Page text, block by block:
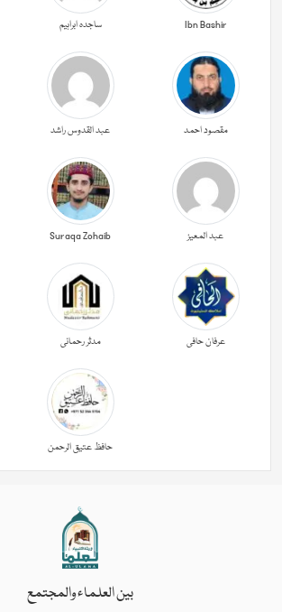
Ibn Bashir ساجدہ ابراہیم
مقصود احمد عبد القدوس راشد
عبد المعیز Suraqa Zohaib
عرفان حافی مدثر رحمانی
حافظ عتیق الرحمن
بين العلماء والمجتمع